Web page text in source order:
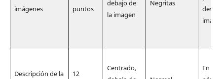
imágenes
puntos
debajo de
la imagen
Negritas
Descripción de la
12
Centrado,
En